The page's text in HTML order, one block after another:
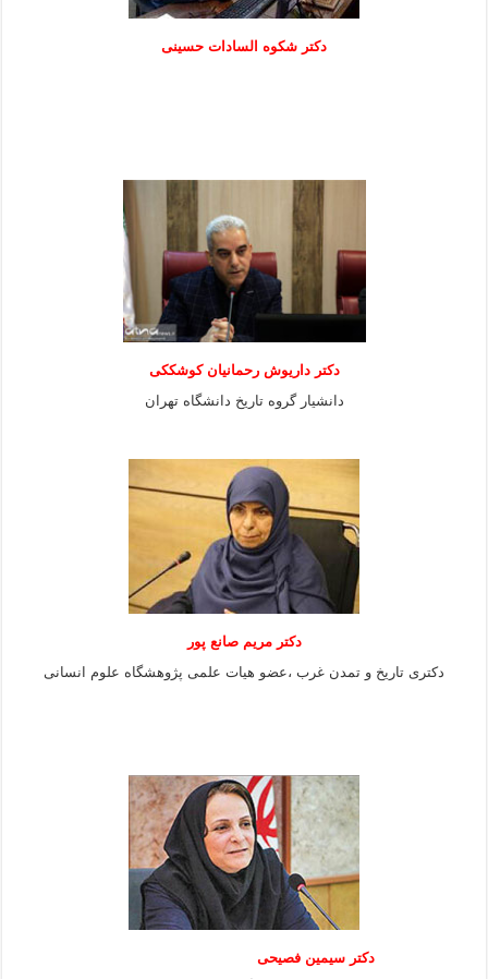
دكتر شكوه السادات حسينی
دکتر داریوش رحمانیان کوشککی
دانشیار گروه تاریخ دانشگاه تهران
دکتر مریم صانع پور
دکتری تاریخ و تمدن غرب ،عضو هیات علمی پژوهشگاه علوم
انسانی
دکتر سیمین فصیحی